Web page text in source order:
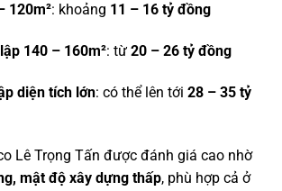
120m²: khoảng 11 – 16 tỷ đồng
140 – 160m²: từ 20 – 26 tỷ đồng
diện tích lớn: có thể lên tới 28 – 35 tỷ
Lê Trọng Tấn được đánh giá cao nhờ
mật độ xây dựng thấp, phù hợp cả ở